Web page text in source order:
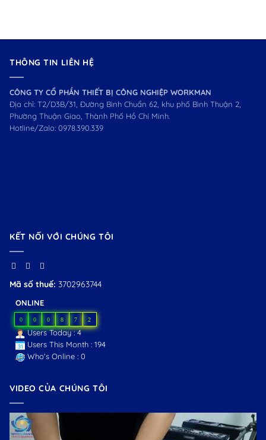
THÔNG TIN LIÊN HỆ
CÔNG TY CỔ PHẦN THIẾT BỊ CÔNG NGHIỆP WORKMAN
Địa chỉ: T2/D3B/31, Đường Bình Chuẩn 62, khu phố Bình Thuận 2,
Phường Thuận Giao, Thành Phố Hồ Chí Minh.
Hotline/Zalo: 0978.390.339
KẾT NỐI VỚI CHÚNG TÔI
Mã số thuế: 3702963744
ONLINE
0 0 0 8 7 2
Users Today : 4
Users This Month : 194
Who's Online : 0
VIDEO CỦA CHÚNG TÔI